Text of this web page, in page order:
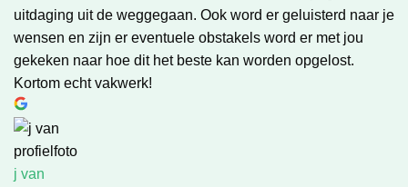
uitdaging uit de weggegaan. Ook word er geluisterd naar je
wensen en zijn er eventuele obstakels word er met jou
gekeken naar hoe dit het beste kan worden opgelost.
Kortom echt vakwerk!
j van